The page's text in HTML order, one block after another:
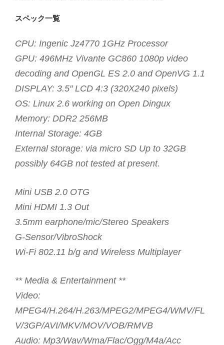
スペック一覧
CPU: Ingenic Jz4770 1GHz Processor
GPU: 496MHz Vivante GC860 1080p video
decoding and OpenGL ES 2.0 and OpenVG 1.1
DISPLAY: 3.5″ LCD 4:3 (320X240 pixels)
OS: Linux 2.6 working on Open Dingux
Memory: DDR2 256MB
Internal Storage: 4GB
External storage: via micro SD Up to 32GB
possibly 64GB not tested at present.
Mini USB 2.0 OTG
Mini HDMI 1.3 Out
3.5mm earphone/mic/Stereo Speakers
G-Sensor/VibroShock
Wi-Fi 802.11 b/g and Wireless Multiplayer
** Media & Entertainment **
Video:
MPEG4/H.264/H.263/MPEG2/MPEG4/WMV/FL
V/3GP/AVI/MKV/MOV/VOB/RMVB
Audio: Mp3/Wav/Wma/Flac/Ogg/M4a/Acc